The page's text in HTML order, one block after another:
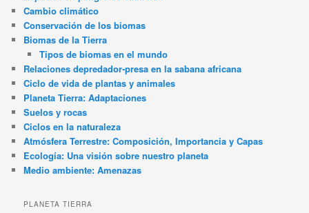
Cambio climático
Conservación de los biomas
Biomas de la Tierra
Tipos de biomas en el mundo
Relaciones depredador-presa en la sabana africana
Ciclo de vida de plantas y animales
Planeta Tierra: Adaptaciones
Suelos y rocas
Ciclos en la naturaleza
Atmósfera Terrestre: Composición, Importancia y Capas
Ecología: Una visión sobre nuestro planeta
Medio ambiente: Amenazas
PLANETA TIERRA